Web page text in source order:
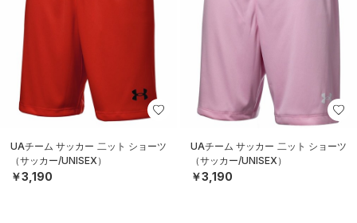
UAチーム サッカー 二ット ショーツ
（サッカー/UNISEX）
￥3,190
UAチーム サッカー 二ット ショーツ
（サッカー/UNISEX）
￥3,190